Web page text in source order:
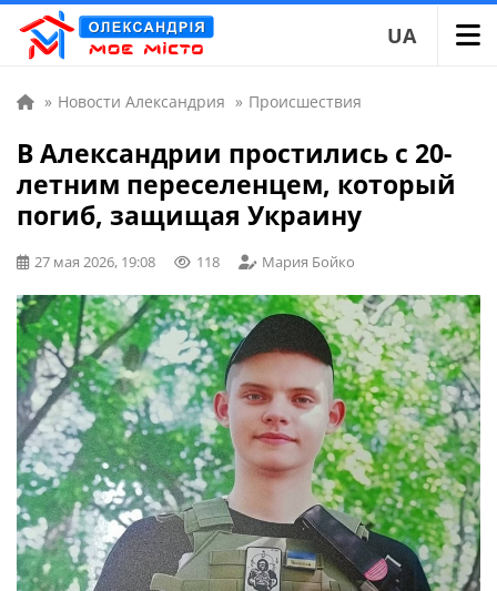
UA
» Новости Александрия » Происшествия
В Александрии простились с 20-
летним переселенцем, который
погиб, защищая Украину
27 мая 2026, 19:08 118 Мария Бойко